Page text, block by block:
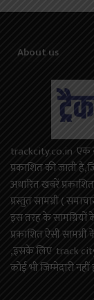
About us
trackcity.co.in एक
प्रकाशित की जाती
अधारित खबरें
प्रस्तुत सामग्री (
इस तरह के सामग्रियों
प्रकाशित ऐसी
,इसके लिए track
कोई भी जिम्मेदारी नहीं